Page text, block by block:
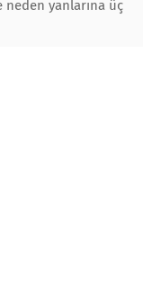
yanlarına üç